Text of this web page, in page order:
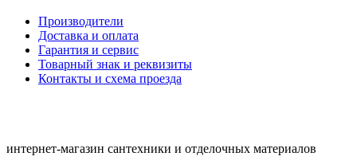
Производители
Доставка и оплата
Гарантия и сервис
Товарный знак и реквизиты
Контакты и схема проезда
интернет-магазин сантехники и отделочных материалов